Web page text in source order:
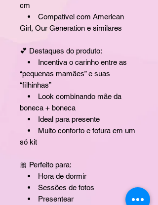
cm
• Compatível com American
Girl, Our Generation e similares
💕 Destaques do produto:
• Incentiva o carinho entre as
“pequenas mamães” e suas
“filhinhas”
• Look combinando mãe da
boneca + boneca
• Ideal para presente
• Muito conforto e fofura em um
só kit
🎀 Perfeito para:
• Hora de dormir
• Sessões de fotos
• Presentear